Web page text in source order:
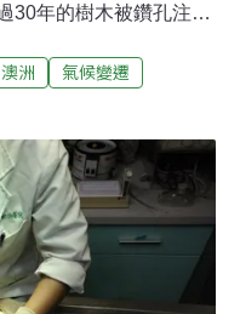
30年的樹木被鑽孔注入
警方也已調閱監視器，
）濁水溪出海口非法
單位並送到野生動物
有脫水，雲林縣農業
生動物，縣府將依據野
的行為人開罰。（中央
澳洲
氣候變遷